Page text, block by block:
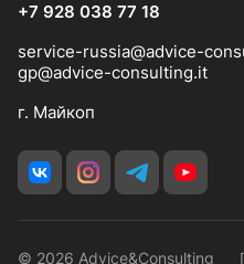
+7 928 038 77 18
service-russia@advice-
gp@advice-consulting.it
г. Майкоп
© 2026 Advice&Consulting